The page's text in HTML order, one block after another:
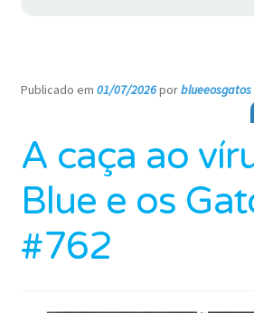
Publicado em 01/07/2026porblueeosgatos
A caça ao
Blue e os
#762